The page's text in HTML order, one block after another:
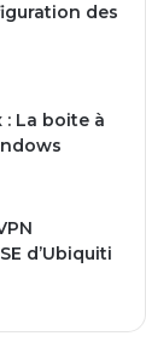
des
La boite à
d’Ubiquiti